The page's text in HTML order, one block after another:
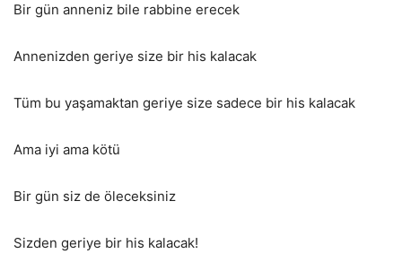
Bir gün anneniz bile rabbine erecek
Annenizden geriye size bir his kalacak
Tüm bu yaşamaktan geriye size sadece bir his kalacak
Ama iyi ama kötü
Bir gün siz de öleceksiniz
Sizden geriye bir his kalacak!